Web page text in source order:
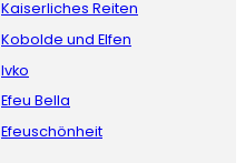
Kaiserliches Reiten
Kobolde und Elfen
Ivko
Efeu Bella
Efeuschönheit